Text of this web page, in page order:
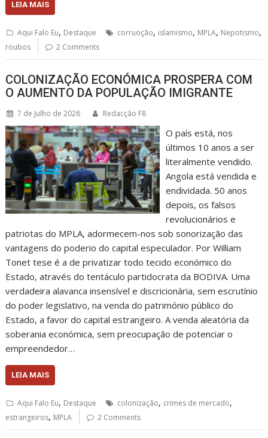
LEIA MAIS
Aqui Falo Eu, Destaque corruoção, islamismo, MPLA, Nepotismo,
roubos 2 Comments
COLONIZAÇÃO ECONÓMICA PROSPERA COM
O AUMENTO DA POPULAÇÃO IMIGRANTE
7 de Julho de 2026 Redacção F8
O país está, nos
últimos 10 anos a ser
literalmente vendido.
Angola está vendida e
endividada. 50 anos
depois, os falsos
revolucionários e
patriotas do MPLA, adormecem-nos sob sonorização das
vantagens do poderio do capital especulador. Por William
Tonet tese é a de privatizar todo tecido económico do
Estado, através do tentáculo partidocrata da BODIVA. Uma
verdadeira alavanca insensível e discricionária, sem escrutínio
do poder legislativo, na venda do património público do
Estado, a favor do capital estrangeiro. A venda aleatória da
soberania económica, sem preocupação de potenciar o
empreendedor…
LEIA MAIS
Aqui Falo Eu, Destaque colonização, crimes de mercado,
estrangeiros, MPLA 2 Comments